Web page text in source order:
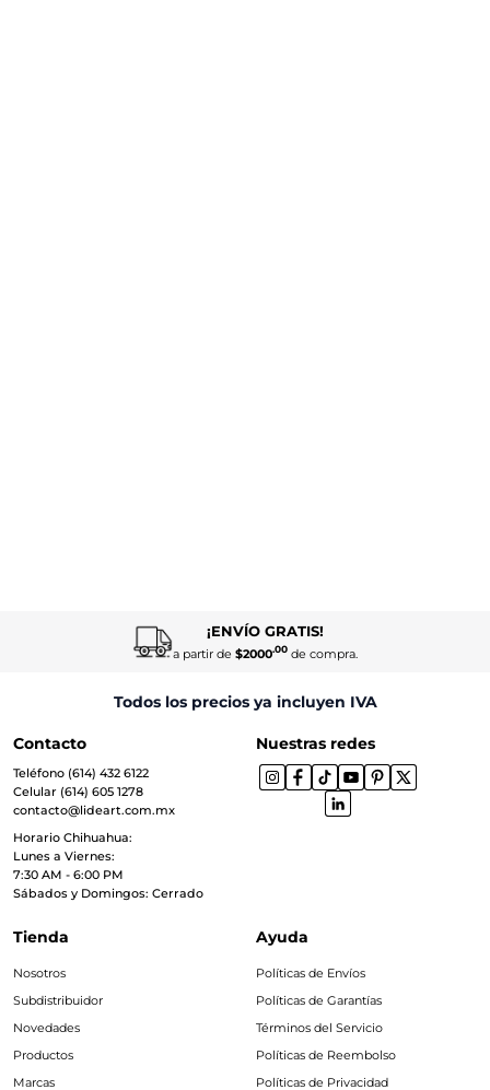
¡ENVÍO GRATIS!
a partir de $2000.00de compra.
Todos los precios ya incluyen IVA
Contacto
Teléfono (614) 432 6122
Celular (614) 605 1278
contacto@lideart.com.mx
Horario Chihuahua:
Lunes a Viernes:
7:30 AM - 6:00 PM
Sábados y Domingos: Cerrado
Nuestras redes
Tienda
Nosotros
Subdistribuidor
Novedades
Productos
Marcas
Ayuda
Políticas de Envíos
Políticas de Garantías
Términos del Servicio
Políticas de Reembolso
Políticas de Privacidad